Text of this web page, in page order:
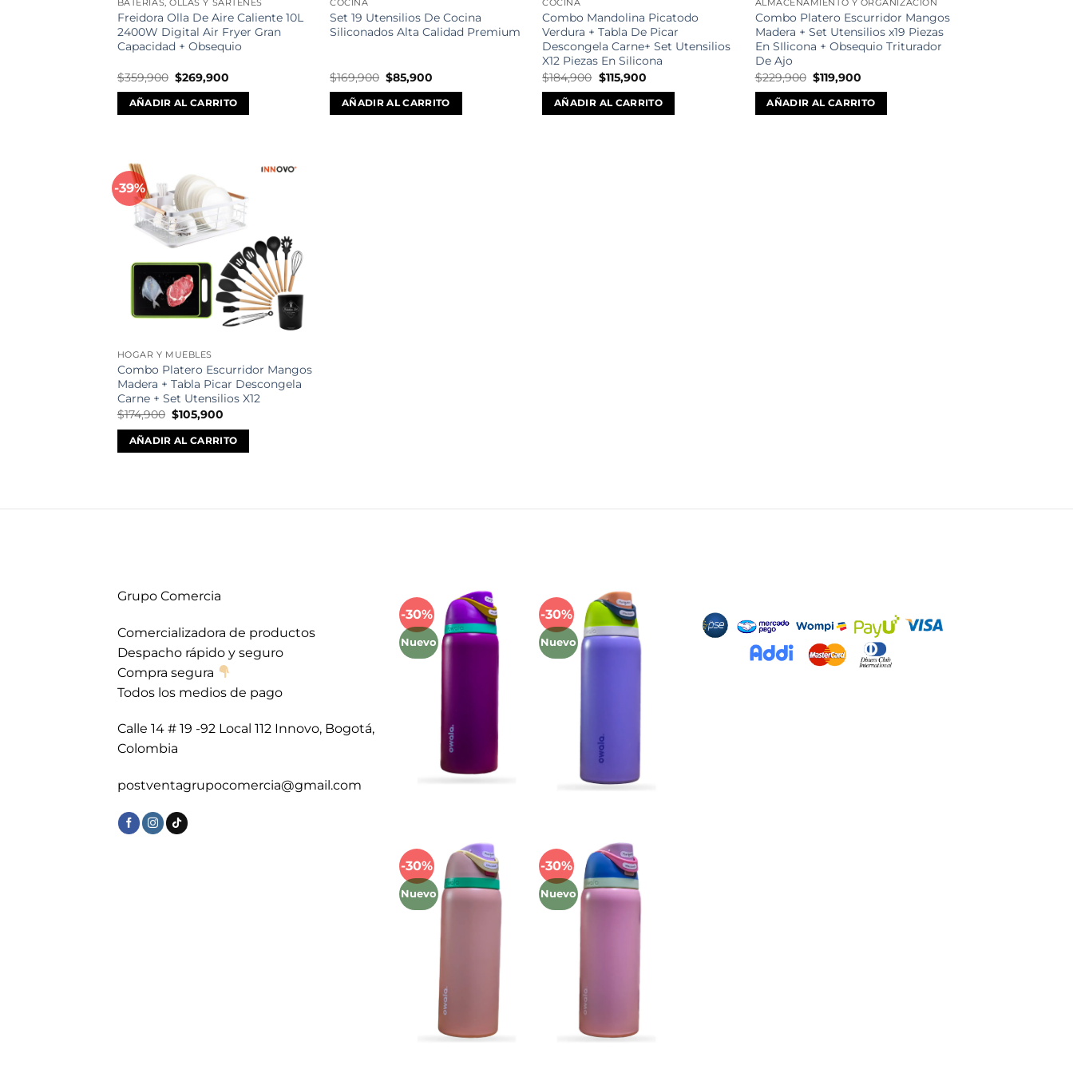
BATERÍAS, OLLAS Y SARTENES
Freidora Olla De Aire Caliente 10L
2400W Digital Air Fryer Gran
Capacidad + Obsequio
$359,900 El
precio
original
era:
$269,900
actual
es:
AÑADIR AL CARRITO
COCINA
Set 19 Utensilios De Cocina
Siliconados Alta Calidad Premium
$169,900 El
precio
original
era:
$85,900
actual
es:
AÑADIR AL CARRITO
COCINA
Combo Mandolina Picatodo
Verdura + Tabla De Picar
Descongela Carne+ Set Utensilios
X12 Piezas En Silicona
$184,900 El
precio
original
era:
$115,900El
actual
es:
AÑADIR AL CARRITO
ALMACENAMIENTO Y ORGANIZACIÓN
Combo Platero Escurridor Mangos
Madera + Set Utensilios x19 Piezas
En SIlicona + Obsequio Triturador
De Ajo
$229,900 El
precio
original
era:
$119,900El
actual
es:
AÑADIR AL CARRITO
-39%
HOGAR Y MUEBLES
Combo Platero Escurridor Mangos
Madera + Tabla Picar Descongela
Carne + Set Utensilios X12
$174,900 El
precio
original
era:
$105,900
actual
es:
AÑADIR AL CARRITO
Grupo Comercia
Comercializadora de productos
Despacho rápido y seguro
Compra segura
Todos los medios de pago
Calle 14 # 19 -92 Local 112 Innovo, Bogotá,
Colombia
postventagrupocomercia@gmail.com
-30%
Nuevo
Añadir
a la
de
-30%
Nuevo
Añadir
a la
-30%
Nuevo
Añadir
a la
de
-30%
Nuevo
Añadir
a la
de